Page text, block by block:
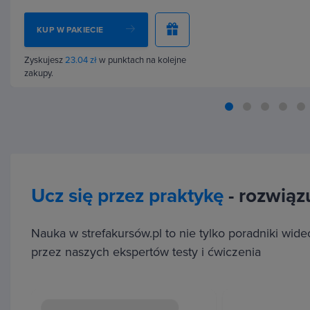
Będziesz potrafić komunikować się w codziennych
Chinach - od zamówienia jedzenia, przez rozmowy z
lekarza. Zyskasz
Jak mówić, żeby Cię zrozumieli
Wjęzyku chińskimnie wystarczy znać słowo, trzeba
odpowiedni sposób. Dlatego już na początku kursu
KUP W PAKIECIE
Zyskujesz23.04 złw punktach na kolejne
zakupy.
Ucz się przez praktykę -
Nauka w strefakursów.pl to nie tylko poradniki
przez naszych ekspertów testy i ćwiczenia